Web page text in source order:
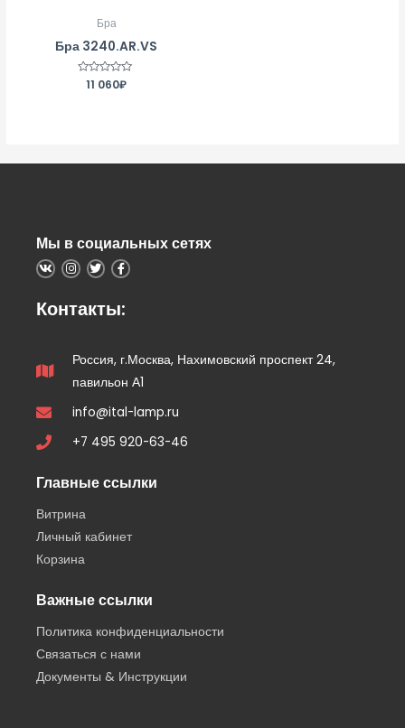
Бра
Бра 3240.AR.VS
Оценка
11 060₽
Мы в социальных сетях
Контакты:
Россия, г.Москва, Нахимовский проспект 24,
павильон А1
info@ital-lamp.ru
+7 495 920-63-46
Главные ссылки
Витрина
Личный кабинет
Корзина
Важные ссылки
Политика конфиденциальности
Связаться с нами
Документы & Инструкции